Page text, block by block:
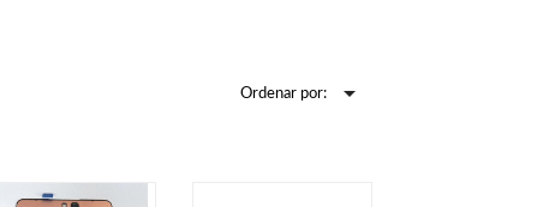
Ordenar por: 